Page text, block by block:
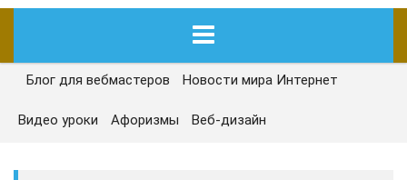
ГЛАВНАЯ
СЕГОДНЯ
Блог для вебмастеров Новости мира Интернет
Видео уроки Афоризмы Веб-дизайн